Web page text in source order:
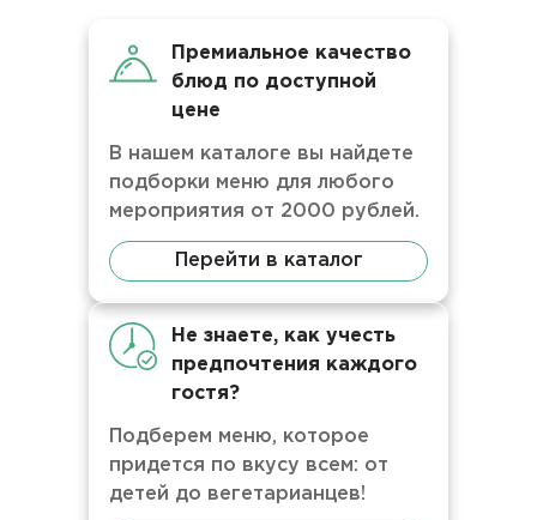
Премиальное качество
блюд по доступной
цене
В нашем каталоге вы найдете
подборки меню для любого
мероприятия от 2000 рублей.
Перейти в каталог
Не знаете, как учесть
предпочтения каждого
гостя?
Подберем меню, которое
придется по вкусу всем: от
детей до вегетарианцев!